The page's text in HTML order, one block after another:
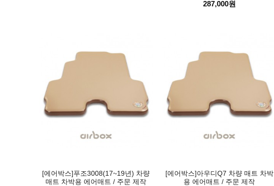
287,000원
[에어박스]푸조3008(17~19년) 차량
매트 차박용 에어매트 / 주문 제작
[에어박스]아우디Q7 차량 매트 차박
용 에어매트 / 주문 제작